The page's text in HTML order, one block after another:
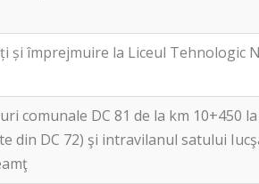
și împrejmuire la Liceul Tehnologic
comunale DC 81 de la km 10+450
din DC 72) şi intravilanul satului